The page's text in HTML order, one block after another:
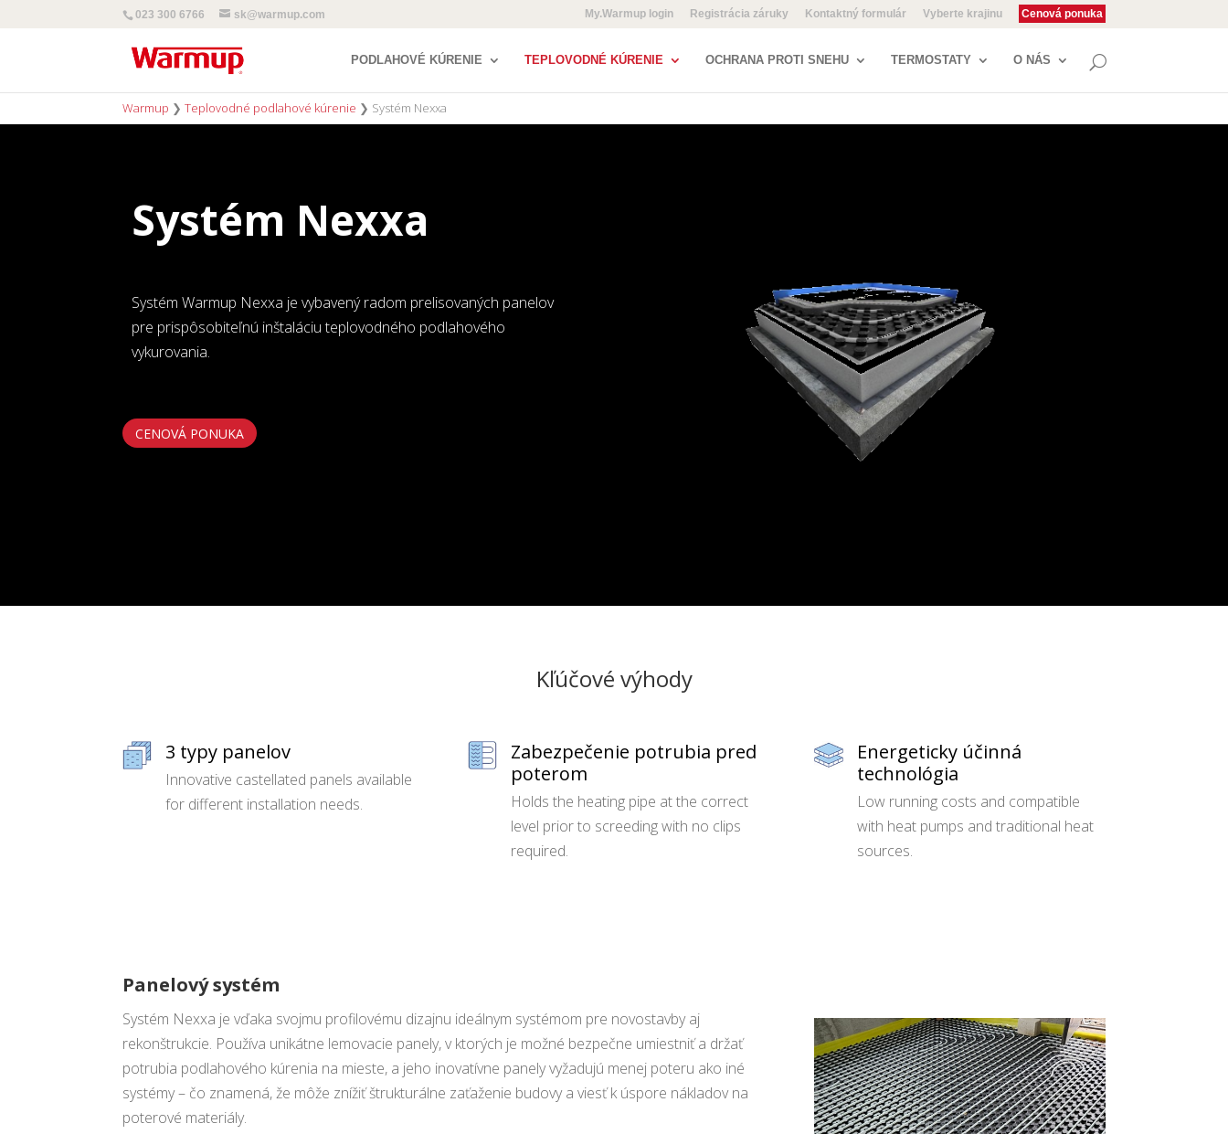
023 300 6766 sk@warmup.com My.Warmup login Registrácia záruky Kontaktný formulár Vyberte krajinu Cenová ponuka
PODLAHOVÉ KÚRENIE TEPLOVODNÉ KÚRENIE OCHRANA PROTI SNEHU TERMOSTATY O NÁS
Warmup ❯Teplovodné podlahové kúrenie ❯ Systém Nexxa
Systém Nexxa
Systém Warmup Nexxa je vybavený radom prelisovaných panelov
pre prispôsobiteľnú inštaláciu teplovodného podlahového
vykurovania.
CENOVÁ PONUKA
Kľúčové výhody
3 typy panelov
Innovative castellated panels available
for different installation needs.
Zabezpečenie potrubia pred
poterom
Holds the heating pipe at the correct
level prior to screeding with no clips
required.
Energeticky účinná
technológia
Low running costs and compatible
with heat pumps and traditional heat
sources.
Panelový systém
Systém Nexxa je vďaka svojmu profilovému dizajnu ideálnym systémom pre novostavby aj
rekonštrukcie. Používa unikátne lemovacie panely, v ktorých je možné bezpečne umiestniť a držať
potrubia podlahového kúrenia na mieste, a jeho inovatívne panely vyžadujú menej poteru ako iné
systémy – čo znamená, že môže znížiť štrukturálne zaťaženie budovy a viesť k úspore nákladov na
poterové materiály.